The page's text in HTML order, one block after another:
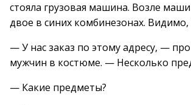
стояла грузовая машина. Возле
двое в синих комбинезонах. Видимо,
— У нас заказ по этому адресу, —
мужчин в костюме. — Несколько
— Какие предметы?